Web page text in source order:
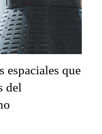
espaciales que
del